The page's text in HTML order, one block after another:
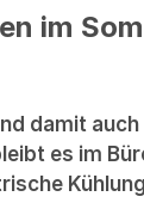
im
damit
es im